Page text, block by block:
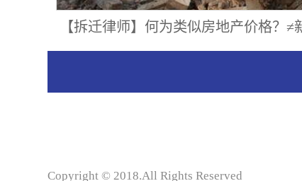
【拆迁律师】何为类似房地产价格？≠
Copyright © 2018.All Rights Reserved